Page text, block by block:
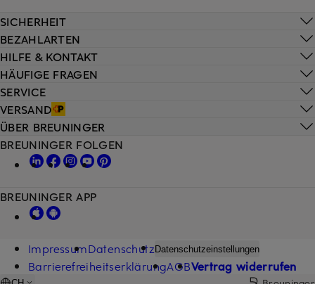
HILFE & KONTAKT
HÄUFIGE FRAGEN
SERVICE
VERSAND
SICHERHEIT
BEZAHLARTEN
ÜBER BREUNINGER
BREUNINGER FOLGEN
BREUNINGER APP
ImpressumDatenschutz Datenschutzeinstellungen
BarrierefreiheitserklärungAGBVertrag widerrufen